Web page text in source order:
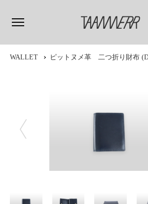
WALLET ピットヌメ革 二つ折り財布